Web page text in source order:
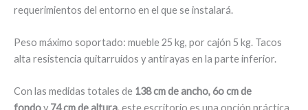
requerimientos del entorno en el que se instalará.
Peso máximo soportado: mueble 25 kg, por cajón 5 kg. Tacos
alta resistencia quitarruidos y antirayas en la parte inferior.
Con las medidas totales de 138 cm de ancho, 6o cm de